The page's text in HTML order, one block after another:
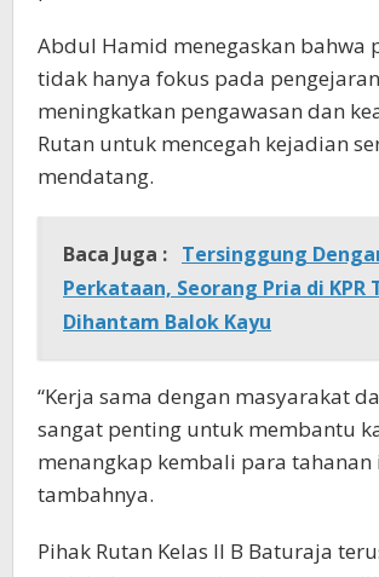
Abdul Hamid menegaskan bahwa
tidak hanya fokus pada
meningkatkan pengawasan dan
Rutan untuk mencegah kejadian
mendatang.
Baca Juga : Tersinggung
Perkataan, Seorang Pria di KPR
Dihantam Balok Kayu
“Kerja sama dengan masyarakat
sangat penting untuk membantu
menangkap kembali para tahanan
tambahnya.
Pihak Rutan Kelas II B Baturaja